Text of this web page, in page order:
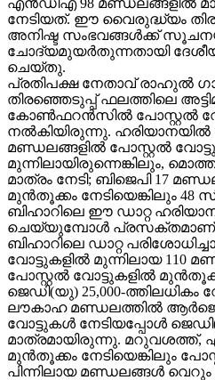
നേടിയത്. ഈ വൈരുദ്ധ്യം
അനിഷ്ട സംഭവങ്ങള്‍ക്ക്
ചോദ്യമുയര്‍തുന്നതായി ദേശീയ
ചെയ്തു.
പ്രതിപക്ഷ നേതാവ് രാഹുല്‍
തിരഞ്ഞെടുപ്പ് ഫലത്തിലെ
കോണ്‍ഫറന്‍സില്‍ പോസ്റ്റല്‍
നല്‍കിയിരുന്നു.
മണ്ഡലങ്ങളില്‍ പോസ്റ്റല്‍
മുന്നിലായിരുന്നെങ്കിലും,
മാത്രം നേടി; ബിജെപി 17
മുന്‍തൂക്കം നേടിയെങ്കിലും 48
ബിഹാറിലെ ഈ ഡാറ്റ
ചെയ്യുമ്പോള്‍
ബിഹാറിലെ ഡാറ്റ
വോട്ടുകളില്‍ മുന്നിലായ 110
പോസ്റ്റല്‍ വോട്ടുകളില്‍
ജെഡി(യു) 25,000-ത്തിലധികം
ലൗകാഹ മണ്ഡലത്തില്‍
വോട്ടുകള്‍ നേടിയപ്പോള്‍
മാത്രമായിരുന്നു. മറുവശത്ത്,
മുന്‍തൂക്കം നേടിയെങ്കിലും
പിന്നിലായ മണ്ഡലങ്ങള്‍ വെറും